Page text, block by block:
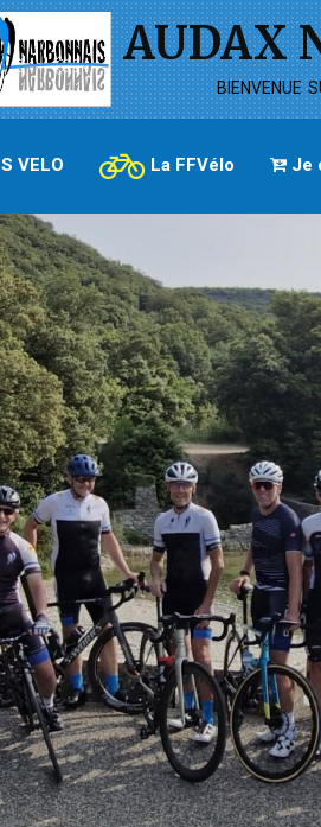
AUDAX
bienvenue
VELO La FFVélo Je